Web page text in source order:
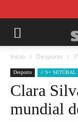
Início Desporto //
Desporto // S+ SETÚBAL
Clara
mundial